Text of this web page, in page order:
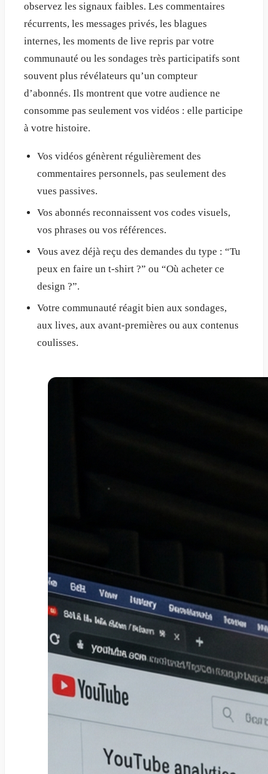
observez les signaux faibles. Les commentaires
récurrents, les messages privés, les blagues
internes, les moments de live repris par votre
communauté ou les sondages très participatifs sont
souvent plus révélateurs qu’un compteur
d’abonnés. Ils montrent que votre audience ne
consomme pas seulement vos vidéos : elle participe
à votre histoire.
Vos vidéos génèrent régulièrement des
commentaires personnels, pas seulement des
vues passives.
Vos abonnés reconnaissent vos codes visuels,
vos phrases ou vos références.
Vous avez déjà reçu des demandes du type : “Tu
peux en faire un t-shirt ?” ou “Où acheter ce
design ?”.
Votre communauté réagit bien aux sondages,
aux lives, aux avant-premières ou aux contenus
coulisses.